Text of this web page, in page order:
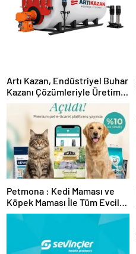
Artı Kazan, Endüstriyel Buhar
Kazanı Çözümleriyle Üretim
Tesislerine Verimli Sistemler
Sunuyor
Petmona : Kedi Maması ve
Köpek Maması İle Tüm Evcil
Hayvan Ürünleri